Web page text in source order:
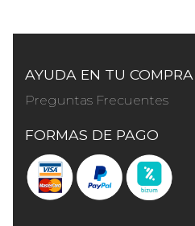
AYUDA EN TU COMPRA
Preguntas Frecuentes
FORMAS DE PAGO